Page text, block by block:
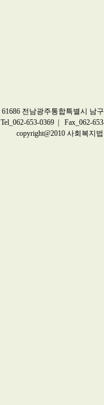
61686 전남광주통합특별시 남
Tel_062-653-0369 | Fax_062-
copyright@2010 사회복지